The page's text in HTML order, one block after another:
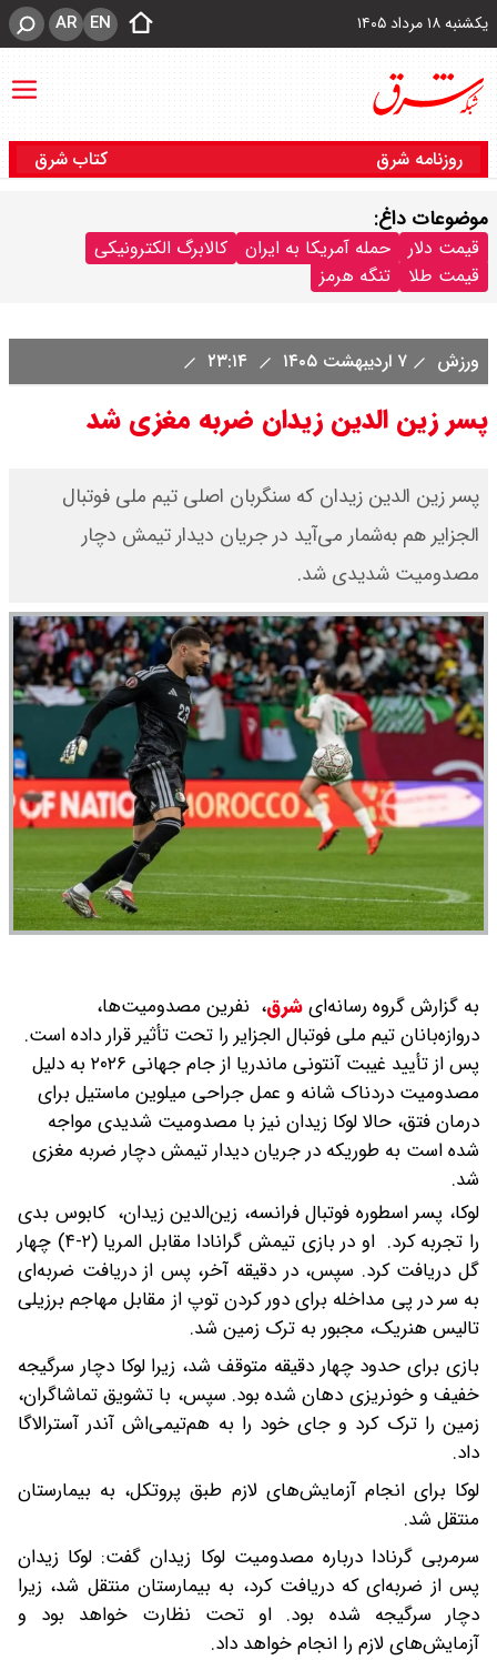
یکشنبه ۱۸ مرداد ۱۴۰۵ EN
AR
روزنامه شرق کتاب شرق
موضوعات داغ:
قیمت دلار حمله آمریکا به ایران
کالابرگ الکترونیکی
قیمت طلا
تنگه هرمز
ورزش ۷ اردیبهشت ۱۴۰۵
پسر زین الدین زیدان ضربه مغزی شد
پسر زین الدین زیدان که سنگربان اصلی تیم ملی فوتبال
الجزایر هم به‌شمار می‌آید در جریان دیدار تیمش دچار
مصدومیت شدیدی شد.
به گزارش گروه رسانه‌ایشرق، نفرین مصدومیت‌ها،
دروازه‌بانان تیم ملی فوتبال الجزایر را تحت تأثیر قرار داده است.
پس از تأیید غیبت آنتونی ماندریا از جام جهانی ۲۰۲۶ به دلیل
مصدومیت دردناک شانه و عمل جراحی میلوین ماستیل برای
درمان فتق، حالا لوکا زیدان نیز با مصدومیت شدیدی مواجه
شده است به طوریکه در جریان دیدار تیمش دچار ضربه مغزی
شد.
لوکا، پسر اسطوره فوتبال فرانسه، زین‌الدین زیدان، کابوس بدی
را تجربه کرد. او در بازی تیمش گرانادا مقابل المریا (۲-۴) چهار
گل دریافت کرد. سپس، در دقیقه آخر، پس از دریافت ضربه‌ای
به سر در پی مداخله برای دور کردن توپ از مقابل مهاجم برزیلی
تالیس هنریک، مجبور به ترک زمین شد.
بازی برای حدود چهار دقیقه متوقف شد، زیرا لوکا دچار سرگیجه
خفیف و خونریزی دهان شده بود. سپس، با تشویق تماشاگران،
زمین را ترک کرد و جای خود را به هم‌تیمی‌اش آندر آسترالاگا
داد.
لوکا برای انجام آزمایش‌های لازم طبق پروتکل، به بیمارستان
منتقل شد.
سرمربی گرنادا درباره مصدومیت لوکا زیدان گفت: لوکا زیدان
پس از ضربه‌ای که دریافت کرد، به بیمارستان منتقل شد، زیرا
دچار سرگیجه شده بود. او تحت نظارت خواهد بود و
آزمایش‌های لازم را انجام خواهد داد.